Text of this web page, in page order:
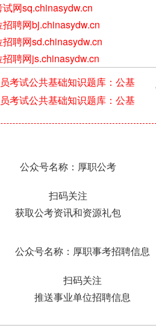
网sq.chinasydw.cn
聘网bj.chinasydw.cn
聘网sd.chinasydw.cn
聘网js.chinasydw.cn
考试公共基础知识题库：公基
考试公共基础知识题库：公基
公众号名称：厚职公考
扫码关注
获取公考资讯和资源礼包
公众号名称：厚职事考招聘信息
扫码关注
推送事业单位招聘信息